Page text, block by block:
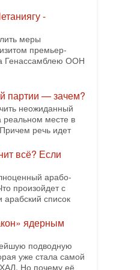
- псих!
, историк,
программу
ШАБАК
из самых тревожных
что израильская
создала
- НОВОСТИ
о
но Тегеран пока
По словам
- НОВОСТИ
заявил об
после
-
меры
премьер-
Генассамблею ООН
партии — зачем?
неожиданный
реальном месте в
речь идет
всё? Если
арабо-
произойдет с
арабский список
ядерным
подводную
уже стала самой
Но почему её